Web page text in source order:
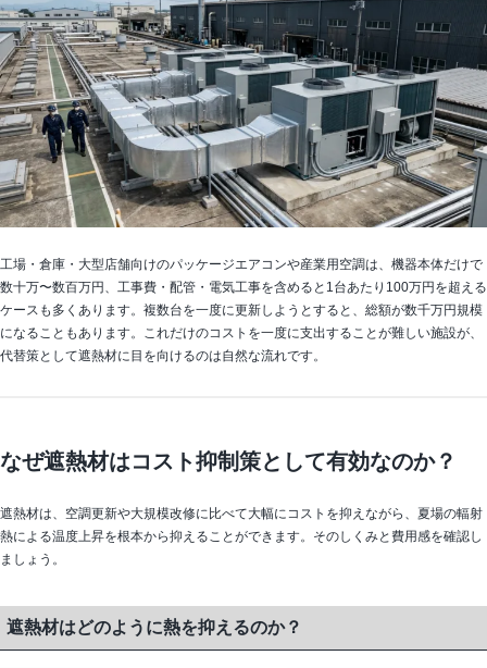
工場・倉庫・大型店舗向けのパッケージエアコンや産業用空調は、機器本体だけで
数十万〜数百万円、工事費・配管・電気工事を含めると1台あたり100万円を超える
ケースも多くあります。複数台を一度に更新しようとすると、総額が数千万円規模
になることもあります。これだけのコストを一度に支出することが難しい施設が、
代替策として遮熱材に目を向けるのは自然な流れです。
なぜ遮熱材はコスト抑制策として有効なのか？
遮熱材は、空調更新や大規模改修に比べて大幅にコストを抑えながら、夏場の輻射
熱による温度上昇を根本から抑えることができます。そのしくみと費用感を確認し
ましょう。
遮熱材はどのように熱を抑えるのか？